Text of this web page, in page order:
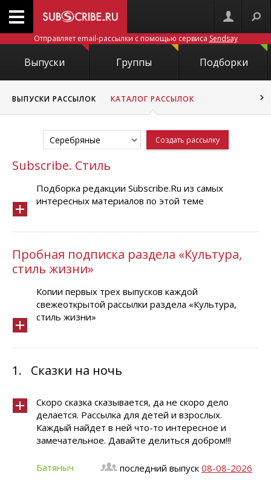
Отправляет email-рассылки с помощью сервиса Sendsay
Выпуски Группы Подборки
ВЫПУСКИ РАССЫЛОК КАТАЛОГ РАССЫЛОК
Серебряные Создать рассылку
Subscribe. Стиль
Подборка редакции Subscribe.Ru из самых
интересных материалов по этой теме
Пробная подписка раздела «Культура,
стиль жизни»
Копии первых трех выпусков каждой
свежеоткрытой рассылки раздела «Культура,
стиль жизни»
1. Сказки на ночь
Скоро сказка сказывается, да не скоро дело
делается. Рассылка для детей и взрослых.
Каждый найдет в ней что-то интересное и
замечательное. Давайте делиться добром!!!
Батяныч последний выпуск 08-08-2026